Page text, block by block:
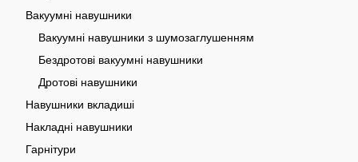
Вакуумні навушники
Вакуумні навушники з шумозаглушенням
Бездротові вакуумні навушники
Дротові навушники
Навушники вкладиші
Накладні навушники
Гарнітури